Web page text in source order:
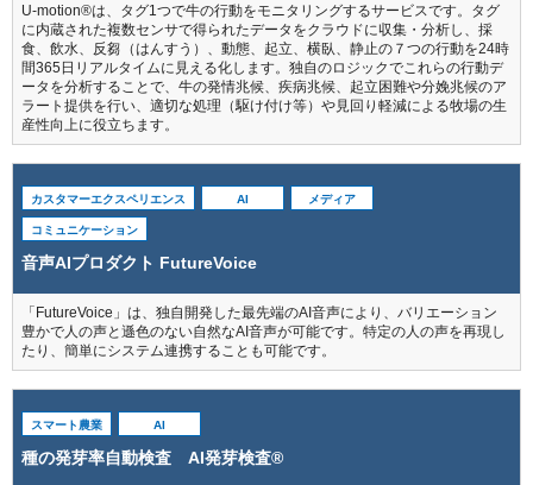
U-motion®は、タグ1つで牛の行動をモニタリングするサービスです。タグ
に内蔵された複数センサで得られたデータをクラウドに収集・分析し、採
食、飲水、反芻（はんすう）、動態、起立、横臥、静止の７つの行動を24時
間365日リアルタイムに見える化します。独自のロジックでこれらの行動デ
ータを分析することで、牛の発情兆候、疾病兆候、起立困難や分娩兆候のア
ラート提供を行い、適切な処理（駆け付け等）や見回り軽減による牧場の生
産性向上に役立ちます。
カスタマーエクスペリエンス AI メディア
コミュニケーション
音声AIプロダクト FutureVoice
「FutureVoice」は、独自開発した最先端のAI音声により、バリエーション
豊かで人の声と遜色のない自然なAI音声が可能です。特定の人の声を再現し
たり、簡単にシステム連携することも可能です。
スマート農業 AI
種の発芽率自動検査 AI発芽検査®